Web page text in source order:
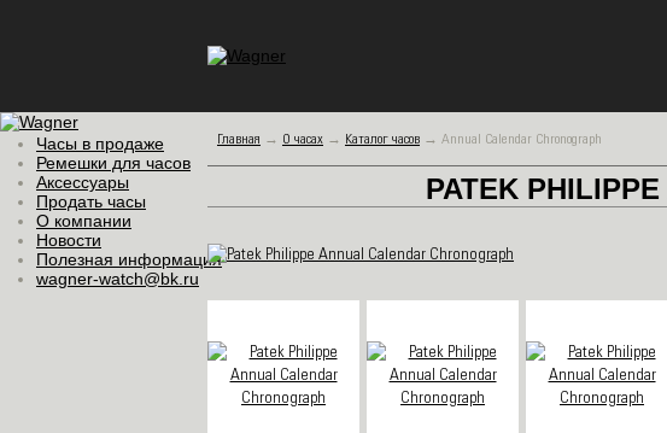
Часы в продаже
Ремешки для часов
Аксессуары
Продать часы
О компании
Новости
Полезная информация
wagner-watch@bk.ru
Главная → О часах → Каталог часов → Annual Calendar Chronograph
PATEK PHILIPPE